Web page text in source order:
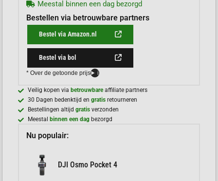
Meestal binnen een dag bezorgd
Bestellen via betrouwbare partners
Bestel via Amazon.nl
Bestel via bol
* Over de getoonde prijs i
Veilig kopen via betrouwbareaffiliate partners
30 Dagen bedenktijd engratis retourneren
Bestellingen altijdgratisverzonden
Meestal
binnen een dag bezorgd
Nu populair:
DJI Osmo Pocket 4